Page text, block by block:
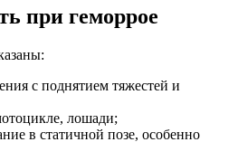
при геморрое
с поднятием тяжестей и
лошади;
в статичной позе, особенно